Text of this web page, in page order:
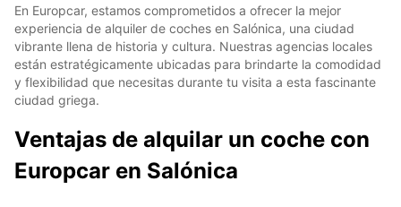
En Europcar, estamos comprometidos a ofrecer la mejor
experiencia de alquiler de coches en Salónica, una ciudad
vibrante llena de historia y cultura. Nuestras agencias locales
están estratégicamente ubicadas para brindarte la comodidad
y flexibilidad que necesitas durante tu visita a esta fascinante
ciudad griega.
Ventajas de alquilar un coche con
Europcar en Salónica